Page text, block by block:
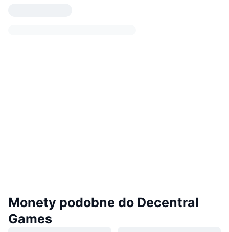
Monety podobne do Decentral
Games